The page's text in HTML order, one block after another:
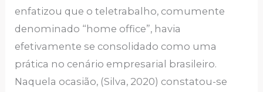
enfatizou que o teletrabalho, comumente
denominado “home office”, havia
efetivamente se consolidado como uma
prática no cenário empresarial brasileiro.
Naquela ocasião, (Silva, 2020) constatou-se